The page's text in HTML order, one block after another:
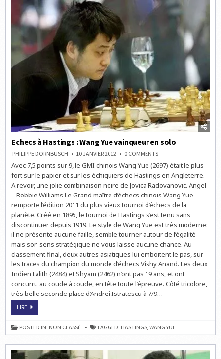
LIVE
À
15H15
Echecs à Hastings : Wang Yue vainqueur en solo
PHILIPPE DORNBUSCH 10 JANVIER 2012 0 COMMENTSON
À
HASTINGS
:
WANG
YUE
VAINQUEUR
SOLO
Avec 7,5 points sur 9, le GMI chinois Wang Yue (2697) était le plus
fort sur le papier et sur les échiquiers de Hastings en Angleterre.
A revoir, une jolie combinaison noire de Jovica Radovanovic. Angel
– Robbie Williams Le Grand maître d’échecs chinois Wang Yue
remporte l’édition 2011 du plus vieux tournoi d’échecs de la
planète. Créé en 1895, le tournoi de Hastings s’est tenu sans
discontinuer depuis 1919. Le style de Wang Yue est très moderne:
il ne présente aucune faille, semble tourner autour de l’égalité
mais son sens stratégique ne vous laisse aucune chance. Au
classement final, deux autres asiatiques lui emboitent le pas, sur
les traces du champion du monde d’échecs Vishy Anand. Les deux
Indien Lalith (2484) et Shyam (2462) n’ont pas 19 ans, et ont
concurru au coude à coude, en tête toute l’épreuve. Côté tricolore,
très belle seconde place d’Andrei Istratescu à 7/9…
LIREECHECS
HASTINGS
:
WANG
YUE
SOLO
POSTED IN: NON CLASSÉ TAGGED: HASTINGS,WANG YUE